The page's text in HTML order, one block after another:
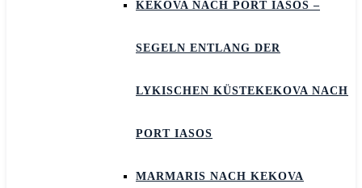
KEKOVA NACH PORT IASOS –
SEGELN ENTLANG DER
LYKISCHEN KÜSTEKEKOVA NACH
PORT IASOS
MARMARIS NACH KEKOVA